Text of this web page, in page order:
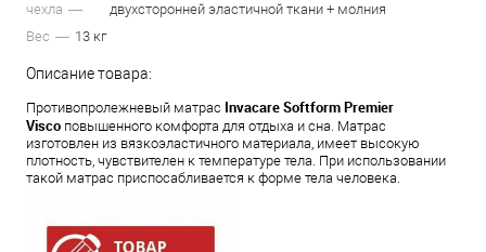
чехла
двухсторонней эластичной ткани + молния
Вес
13 кг
Описание товара:
Противопролежневый матрас Invacare Softform Premier
Visco повышенного комфорта для отдыха и сна. Матрас
изготовлен из вязкоэластичного материала, имеет высокую
плотность, чувствителен к температуре тела. При использовании
такой матрас приспосабливается к форме тела человека.